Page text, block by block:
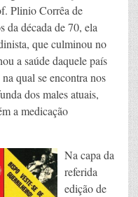
Plinio Corrêa de
da década de 70, ela
que culminou no
a saúde daquele país
qual se encontra nos
dos males atuais,
a medicação
Na capa da
referida
edição de